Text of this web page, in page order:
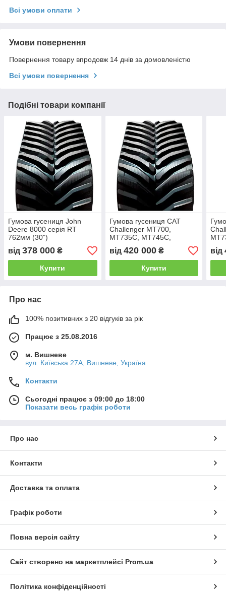
Всі умови оплати
Умови повернення
Повернення товару впродовж 14 днів за домовленістю
Всі умови повернення
Подібні товари компанії
Гумова гусениця John
Deere 8000 серія RT
762мм (30")
від 378 000 ₴
Купити
Гумова гусениця CAT
Challenger MT700,
MT735C, MT745C,
MT755C, MT765, MT765C,
MT775C 762мм (30")
від 420 000₴
Купити
від
Про нас
100% позитивних з 20 відгуків за рік
Працює з 25.08.2016
м. Вишневе
вул. Київська 27А, Вишневе, Україна
Контакти
Сьогодні працює з 09:00 до 18:00
Показати весь графік роботи
Про нас
Контакти
Доставка та оплата
Графік роботи
Повна версія сайту
Сайт створено на маркетплейсі Prom.ua
Політика конфіденційності